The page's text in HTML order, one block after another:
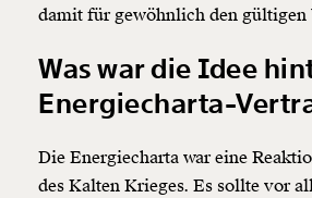
damit für gewöhnlich den gültigen
Was war die Idee
Energiecharta-
Die Energiecharta war eine
des Kalten Krieges. Es sollte vor